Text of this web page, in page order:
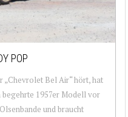
POP
„Chevrolet Bel Air“ hört, hat
begehrte 1957er Modell vor
und braucht